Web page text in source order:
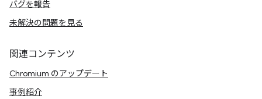
バグを報告
未解決の問題を見る
関連コンテンツ
Chromium のアップデート
事例紹介